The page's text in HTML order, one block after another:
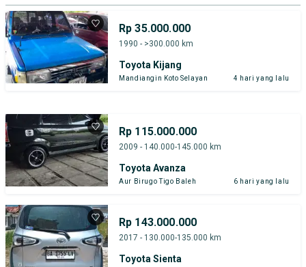
Rp 35.000.000
1990 - >300.000 km
Toyota Kijang
Mandiangin Koto Selayan 4 hari yang lalu
Rp 115.000.000
2009 - 140.000-145.000 km
Toyota Avanza
Aur Birugo Tigo Baleh 6 hari yang lalu
Rp 143.000.000
2017 - 130.000-135.000 km
Toyota Sienta